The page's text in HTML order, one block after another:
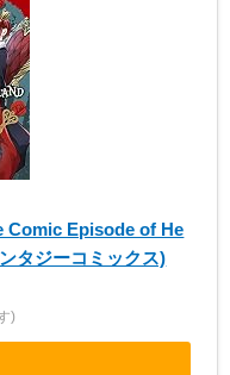
Comic Episode of He
タジーコミックス)
)